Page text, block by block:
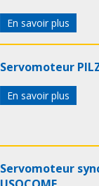
En savoir plus
Servomoteur
En savoir plus
Servomoteur